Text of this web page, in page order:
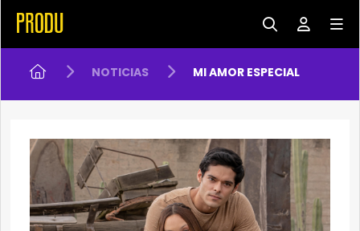
NOTICIAS MI AMOR ESPECIAL